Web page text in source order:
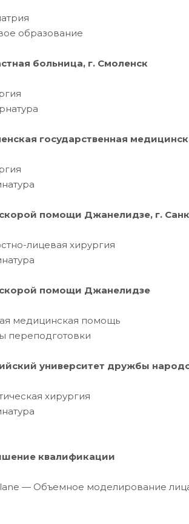
образование
больница, г. Смоленск
государственная
помощи Джанелидзе, г.
лицевая хирургия
помощи Джанелидзе
медицинская помощь
переподготовки
университет дружбы
хирургия
квалификации
— Объемное моделирование